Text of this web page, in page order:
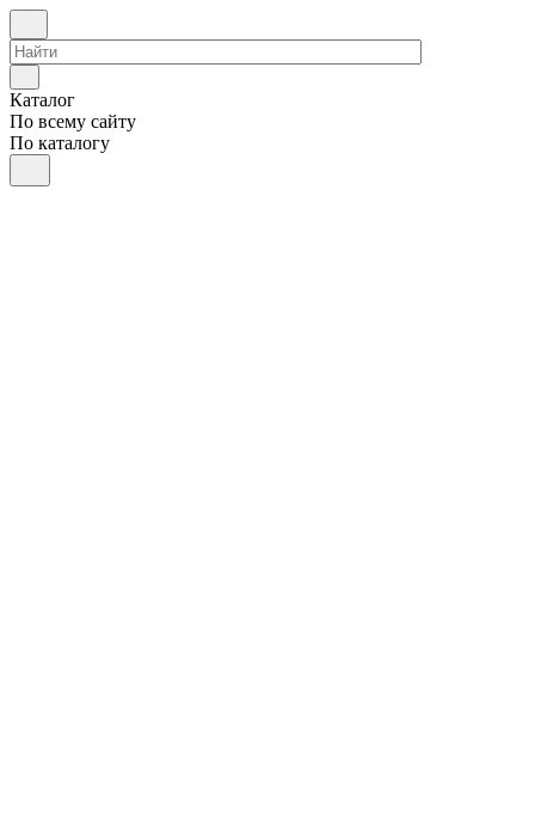
Каталог
По всему сайту
По каталогу